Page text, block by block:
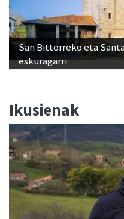
San Bittorreko eta
eskuragarri
Ikusienak